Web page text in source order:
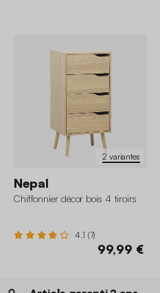
2 variantes
Nepal
Chiffonnier décor bois 4 tiroirs
4.1 (7)
99,99 €